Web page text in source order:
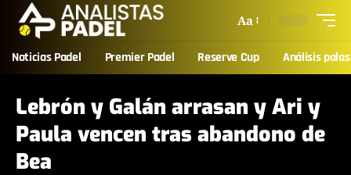
Aa
Noticias Padel Premier Padel Reserve Cup Análisis palas
Lebrón y Galán arrasan y Ari y
Paula vencen tras abandono de
Bea